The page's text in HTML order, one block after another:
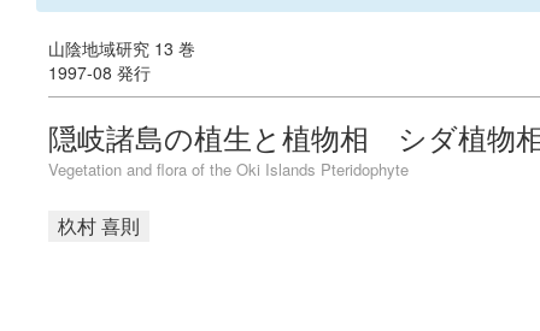
山陰地域研究 13 巻
1997-08 発行
隠岐諸島の植生と植物相 シダ植物
Vegetation and flora of the Oki Islands Pteridophyte
杦村 喜則